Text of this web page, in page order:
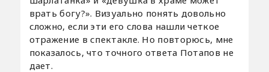
врать богу?». Визуально понять довольно
сложно, если эти его слова нашли четкое
отражение в спектакле. Но повторюсь, мне
показалось, что точного ответа Потапов не
дает.